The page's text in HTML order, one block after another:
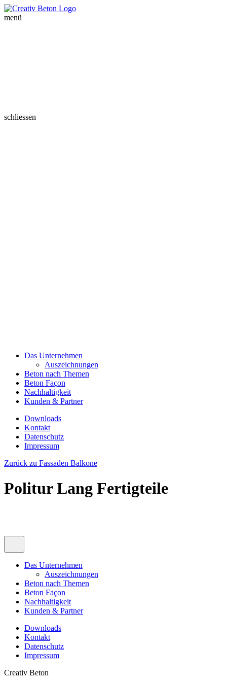
menü
schliessen
Das Unternehmen
Auszeichnungen
Beton nach Themen
Beton Façon
Nachhaltigkeit
Kunden & Partner
Downloads
Kontakt
Datenschutz
Impressum
Zurück zu Fassaden Balkone
Politur Lang Fertigteile
Das Unternehmen
Auszeichnungen
Beton nach Themen
Beton Façon
Nachhaltigkeit
Kunden & Partner
Downloads
Kontakt
Datenschutz
Impressum
Creativ Beton